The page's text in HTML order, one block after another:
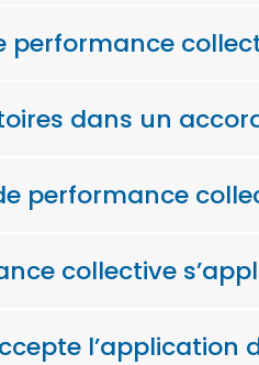
performance
dans un
performance
collective
l’application